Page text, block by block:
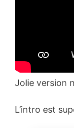
Jolie version
L’intro est